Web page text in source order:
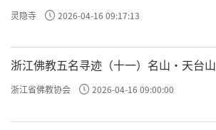
灵隐寺 2026-04-16 09:17:13
浙江佛教五名寻迹（十一）名山·天台山
浙江省佛教协会 2026-04-16 09:00:00